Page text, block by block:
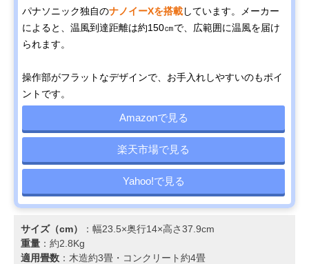
パナソニック独自のナノイーXを搭載しています。メーカー
によると、温風到達距離は約150㎝で、広範囲に温風を届け
られます。
操作部がフラットなデザインで、お手入れしやすいのもポイ
ントです。
Amazonで見る
楽天市場で見る
Yahoo!で見る
サイズ（cm）
：幅23.5×奥行14×高さ37.9cm
重量 ：約2.8Kg
適用畳数 ：木造約3畳・コンクリート約4畳